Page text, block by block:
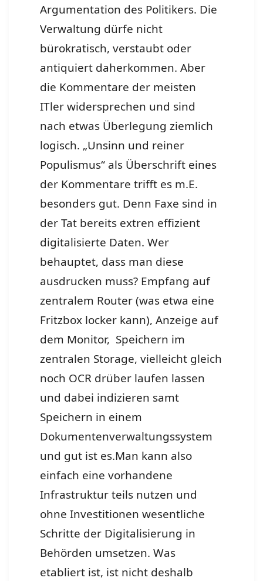
Argumentation des Politikers. Die
Verwaltung dürfe nicht
bürokratisch, verstaubt oder
antiquiert daherkommen. Aber
die Kommentare der meisten
ITler widersprechen und sind
nach etwas Überlegung ziemlich
logisch. „Unsinn und reiner
Populismus“ als Überschrift eines
der Kommentare trifft es m.E.
besonders gut. Denn Faxe sind in
der Tat bereits extren effizient
digitalisierte Daten. Wer
behauptet, dass man diese
ausdrucken muss? Empfang auf
zentralem Router (was etwa eine
Fritzbox locker kann), Anzeige auf
dem Monitor, Speichern im
zentralen Storage, vielleicht gleich
noch OCR drüber laufen lassen
und dabei indizieren samt
Speichern in einem
Dokumentenverwaltungssystem
und gut ist es.Man kann also
einfach eine vorhandene
Infrastruktur teils nutzen und
ohne Investitionen wesentliche
Schritte der Digitalisierung in
Behörden umsetzen. Was
etabliert ist, ist nicht deshalb